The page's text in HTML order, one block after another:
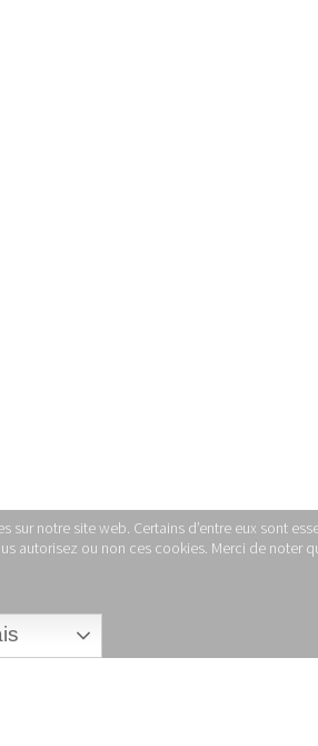
sur notre site web. Certains d’entre eux sont
autorisez ou non ces cookies. Merci de noter